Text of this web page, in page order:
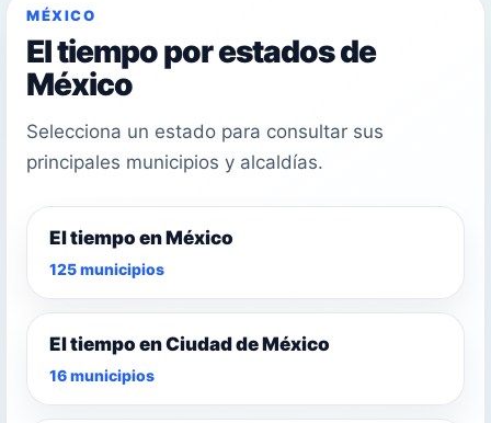
MÉXICO
El tiempo por estados de
México
Selecciona un estado para consultar sus
principales municipios y alcaldías.
El tiempo en México
125 municipios
El tiempo en Ciudad de México
16 municipios